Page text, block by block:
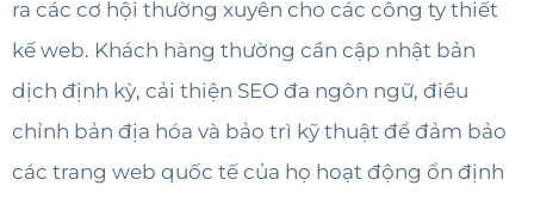
ra các cơ hội thường xuyên cho các công ty thiết
kế web. Khách hàng thường cần cập nhật bản
dịch định kỳ, cải thiện SEO đa ngôn ngữ, điều
chỉnh bản địa hóa và bảo trì kỹ thuật để đảm bảo
các trang web quốc tế của họ hoạt động ổn định